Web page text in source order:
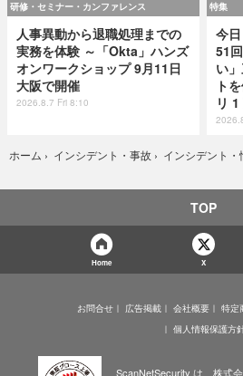
研修・セミナー・カンファレンス
人事異動から退職処理までの
実務を体験 ～「Okta」ハンズ
オンワークショップ 9月11日
大阪で開催
2026.8.7 Fri 8:10
特集
今
51
い
ト
リ
ホーム › インシデント・事故 › インシデント・
TOP
Home X
お問合せ 広告掲載 会社概要
特定
個人情報保護方
ScanNetSecurity は、株式